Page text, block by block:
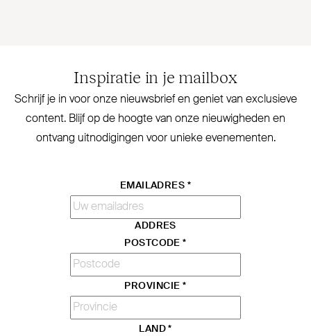
Inspiratie in je mailbox
Schrijf je in voor onze nieuwsbrief en geniet van exclusieve
content. Blijf op de hoogte van onze nieu­wigheden en
ontvang uit­no­digingen voor unieke evenementen.
EMAILADRES *
ADDRES
POSTCODE*
PROVINCIE*
LAND*